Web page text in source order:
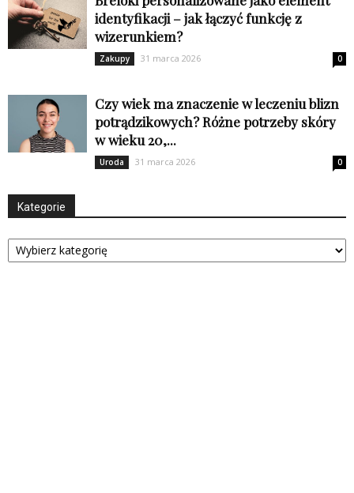
identyfikacji – jak łączyć funkcję z
wizerunkiem?
Zakupy 31 marca 2026 0
Czy wiek ma znaczenie w leczeniu blizn
potrądzikowych? Różne potrzeby skóry
w wieku 20,...
Uroda 31 marca 2026 0
Kategorie
Kategorie